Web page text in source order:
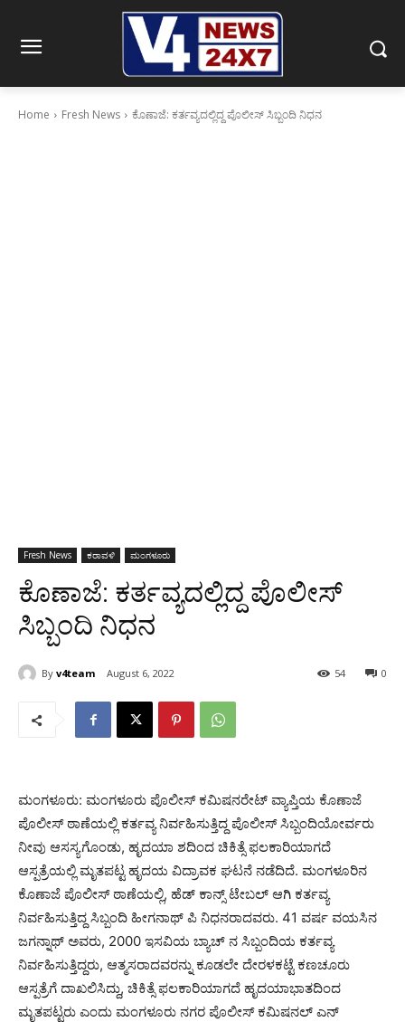
Home Fresh News ಕೊಣಾಜೆ: ಕರ್ತವ್ಯದಲ್ಲಿದ್ದ ಪೊಲೀಸ್ ಸಿಬ್ಬಂದಿ ನಿಧನ
Fresh News ಕರಾವಳಿ ಮಂಗಳೂರು
ಕೊಣಾಜೆ: ಕರ್ತವ್ಯದಲ್ಲಿದ್ದ ಪೊಲೀಸ್
ಸಿಬ್ಬಂದಿ ನಿಧನ
By v4team August 6, 2022 0
54
ಮಂಗಳೂರು: ಮಂಗಳೂರು ಪೊಲೀಸ್ ಕಮಿಷನರೇಟ್ ವ್ಯಾಪ್ತಿಯ ಕೊಣಾಜೆ
ಪೊಲೀಸ್‌ ಠಾಣೆಯಲ್ಲಿ ಕರ್ತವ್ಯ ನಿರ್ವಹಿಸುತ್ತಿದ್ದ ಪೊಲೀಸ್ ಸಿಬ್ಬಂದಿಯೋರ್ವರು
ನೀವು ಆಸಸ್ಯಗೊಂಡು, ಹೃದಯಾ ಶದಿಂದ ಚಿಕಿತ್ಸೆ ಫಲಕಾರಿಯಾಗದೆ
ಆಸ್ಪತ್ರೆಯಲ್ಲಿ ಮೃತಪಟ್ಟ ಹೃದಯ ವಿದ್ರಾವಕ ಘಟನೆ ನಡೆದಿದೆ. ಮಂಗಳೂರಿನ
ಕೊಣಾಜೆ ಪೊಲೀಸ್‌ ಠಾಣೆಯಲ್ಲಿ, ಹೆಡ್ ಕಾನ್ಸ್ ಟೇಬಲ್ ಆಗಿ ಕರ್ತವ್ಯ
ನಿರ್ವಹಿಸುತ್ತಿದ್ದ ಸಿಬ್ಬಂದಿ ಹೀಗನಾಥ್ ಪಿ ನಿಧನರಾದವರು. 41 ವರ್ಷ ವಯಸಿನ
ಜಗನ್ನಾಥ್ ಅವರು, 2000 ಇಸವಿಯ ಬ್ಯಾಚ್ ನ ಸಿಬ್ಬಂದಿಯ ಕರ್ತವ್ಯ
ನಿರ್ವಹಿಸುತ್ತಿದ್ದರು, ಆತ್ಮಸರಾದವರನ್ನು ಕೂಡಲೇ ದೇರಳಕಟ್ಟೆ ಕಣಚೂರು
ಆಸ್ಪತ್ರೆಗೆ ದಾಖಲಿಸಿದ್ದು, ಚಿಕಿತ್ಸೆ ಫಲಕಾರಿಯಾಗದೆ ಹೃದಯಾಭಾತದಿಂದ
ಮೃತಪಟ್ಟರು ಎಂದು ಮಂಗಳೂರು ನಗರ ಪೊಲೀಸ್ ಕಮಿಷನಲ್ ಎನ್